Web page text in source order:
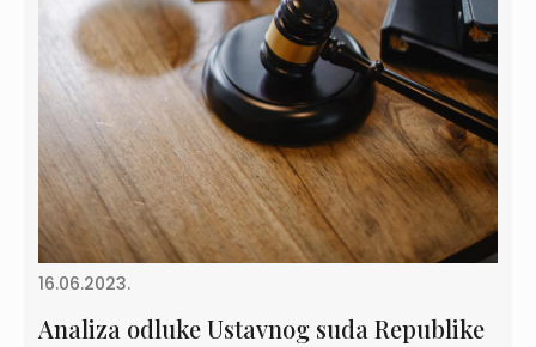
16.06.2023.
Analiza odluke Ustavnog suda Republike